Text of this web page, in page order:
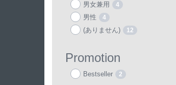
男女兼用 4
男性 4
(ありません) 12
Promotion
Bestseller 2